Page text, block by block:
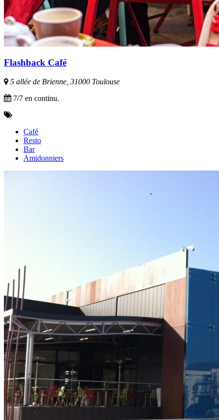
Flashback Café
5 allée de Brienne, 31000 Toulouse
7/7 en continu.
Café
Resto
Bar
Amidonniers